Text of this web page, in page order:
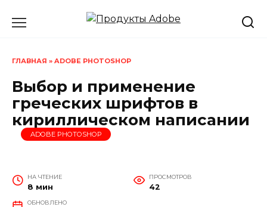
ГЛАВНАЯ » ADOBE PHOTOSHOP
Выбор и применение
греческих шрифтов в
кириллическом написании
ADOBE PHOTOSHOP
НА ЧТЕНИЕ
8 мин
ПРОСМОТРОВ
42
ОБНОВЛЕНО